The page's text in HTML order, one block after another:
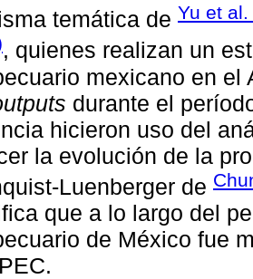
temática de Yu et al.
, quienes realizan un
mexicano en el
durante el
hicieron uso del
la evolución de la
Luenberger de
que a lo largo del
de México fue